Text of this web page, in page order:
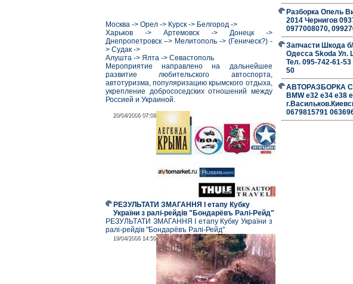
Москва -> Орел -> Курск -> Белгород ->
Харьков -> Артемовск -> Донецк ->
Днепропетровск –> Мелитополь -> (Геническ?) -
> Судак ->
Алушта -> Ялта -> Севастополь
Мероприятие направлено на дальнейшее
развитие любительского автоспорта,
автотуризма, популяризацию крымского отдыха,
укрепление добрососедских отношений между
Россией и Украиной.
20/04/2006 07:08
20/04/2006 07:08
РЕЗУЛЬТАТИ ЗМАГАННЯ І етапу Кубку
України з ралі-рейдів "Бондарёвъ Ралі-Рейд"
РЕЗУЛЬТАТИ ЗМАГАННЯ І етапу Кубку України з
ралі-рейдів "Бондарёвъ Ралі-Рейд"
19/04/2006 14:50
19/04/2006 14:50
Разборка Опель
2014 Чернигов
0977008070,
Запчасти Шкода
Одесса Skoda Ул.
Тел. 095-742-61-
50
АВТОРАЗБОРКА
BMW е32 е34 е38
0679815791